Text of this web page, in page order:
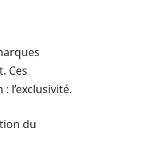
Ces
l’exclusivité.
du